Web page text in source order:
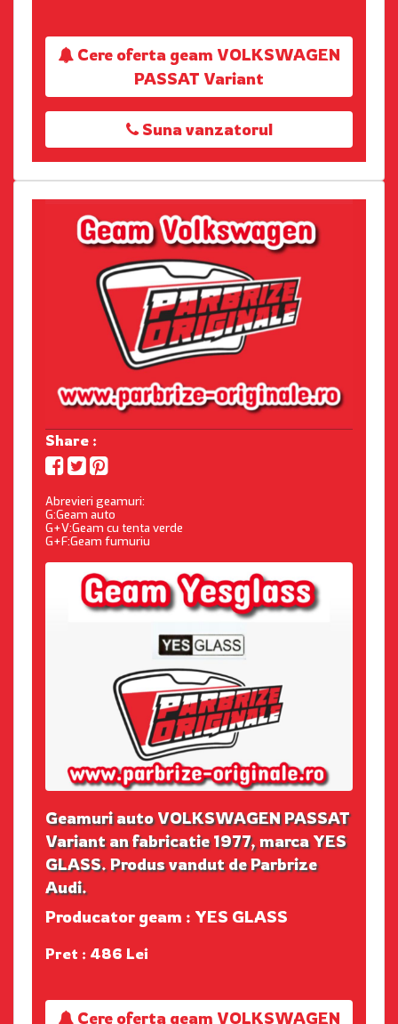
Cere oferta geam VOLKSWAGEN
PASSAT Variant
Suna vanzatorul
Share :
Abrevieri geamuri:
G:Geam auto
G+V:Geam cu tenta verde
G+F:Geam fumuriu
Geamuri auto VOLKSWAGEN PASSAT
Variant an fabricatie 1977, marca YES
GLASS. Produs vandut de Parbrize
Audi.
Producator geam : YES GLASS
Pret : 486 Lei
Cere oferta geam VOLKSWAGEN